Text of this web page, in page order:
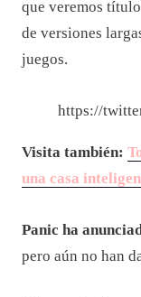
que veremos
de versiones
juegos.
https://
Visita también:
una casa
Panic ha
pero aún no han